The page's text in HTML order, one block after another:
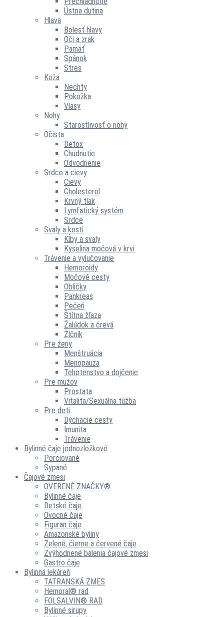
Ústna dutina
Hlava
Bolesť hlavy
Oči a zrak
Pamäť
Spánok
Stres
Koža
Nechty
Pokožka
Vlasy
Nohy
Starostlivosť o nohy
Očista
Detox
Chudnutie
Odvodnenie
Srdce a cievy
Cievy
Cholesterol
Krvný tlak
Lymfatický systém
Srdce
Svaly a kosti
Kĺby a svaly
Kyselina močová v krvi
Trávenie a vylučovanie
Hemoroidy
Močové cesty
Obličky
Pankreas
Pečeň
Štítna žľaza
Žalúdok a črevá
Žlčník
Pre ženy
Menštruácia
Menopauza
Tehotenstvo a dojčenie
Pre mužov
Prostata
Vitalita/Sexuálna túžba
Pre deti
Dýchacie cesty
Imunita
Trávenie
Bylinné čaje jednozložkové
Porciované
Sypané
Čajové zmesi
OVERENÉ ZNAČKY®
Bylinné čaje
Detské čaje
Ovocné čaje
Figuran čaje
Amazonské byliny
Zelené, čierne a červené čaje
Zvýhodnené balenia čajové zmesi
Gastro čaje
Bylinná lekáreň
TATRANSKÁ ZMES
Hemoral® rad
FOLSALVIN® RAD
Bylinné sirupy